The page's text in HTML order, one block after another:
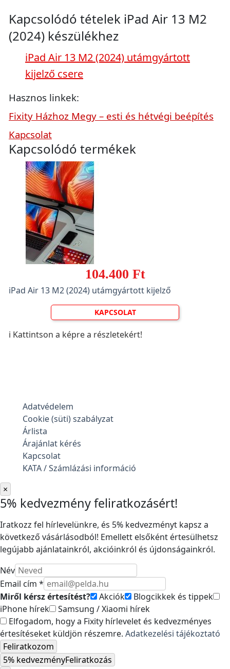
Kapcsolódó tételek iPad Air 13 M2
(2024) készülékhez
iPad Air 13 M2 (2024) utámgyártott
kijelző csere
Hasznos linkek:
Fixity Házhoz Megy – esti és hétvégi beépítés
Kapcsolat
Kapcsolódó termékek
104.400 Ft
iPad Air 13 M2 (2024) utámgyártott kijelző
KAPCSOLAT
ℹ️ Kattintson a képre a részletekért!
Adatvédelem
Cookie (süti) szabályzat
Árlista
Árajánlat kérés
Kapcsolat
KATA / Számlázási információ
×
5% kedvezmény feliratkozásért!
Iratkozz fel hírlevelünkre, és 5% kedvezményt kapsz a
következő vásárlásodból! Emellett elsőként értesülhetsz
legújabb ajánlatainkról, akcióinkról és újdonságainkról.
Név
Email cím *
Miről kérsz értesítést?
Akciók
Blogcikkek és tippek
iPhone hírek
Samsung / Xiaomi hírek
Elfogadom, hogy a Fixity hírlevelet és kedvezményes
értesítéseket küldjön részemre. Adatkezelési tájékoztató
Feliratkozom
5% kedvezményFeliratkozás